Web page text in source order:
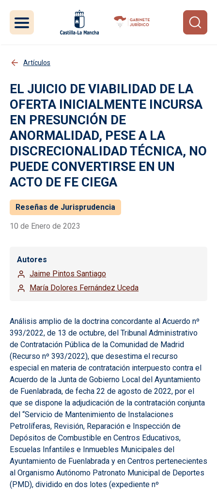
Artículos
EL JUICIO DE VIABILIDAD DE LA
OFERTA INICIALMENTE INCURSA
EN PRESUNCIÓN DE
ANORMALIDAD, PESE A LA
DISCRECIONALIDAD TÉCNICA, NO
PUEDE CONVERTIRSE EN UN
ACTO DE FE CIEGA
Reseñas de Jurisprudencia
10 de Enero de 2023
Autores
Jaime Pintos Santiago
María Dolores Fernández Uceda
Análisis amplio de la doctrina concordante al Acuerdo nº
393/2022, de 13 de octubre, del Tribunal Administrativo
de Contratación Pública de la Comunidad de Madrid
(Recurso nº 393/2022), que desestima el recurso
especial en materia de contratación interpuesto contra el
Acuerdo de la Junta de Gobierno Local del Ayuntamiento
de Fuenlabrada, de fecha 22 de agosto de 2022, por el
que se dispone la adjudicación de la contratación conjunta
del “Servicio de Mantenimiento de Instalaciones
Petrolíferas, Revisión, Reparación e Inspección de
Depósitos de Combustible en Centros Educativos,
Escuelas Infantiles e Inmuebles Municipales del
Ayuntamiento de Fuenlabrada y en Centros pertenecientes
al Organismo Autónomo Patronato Municipal de Deportes
(PMD), dividido en dos lotes (expediente nº